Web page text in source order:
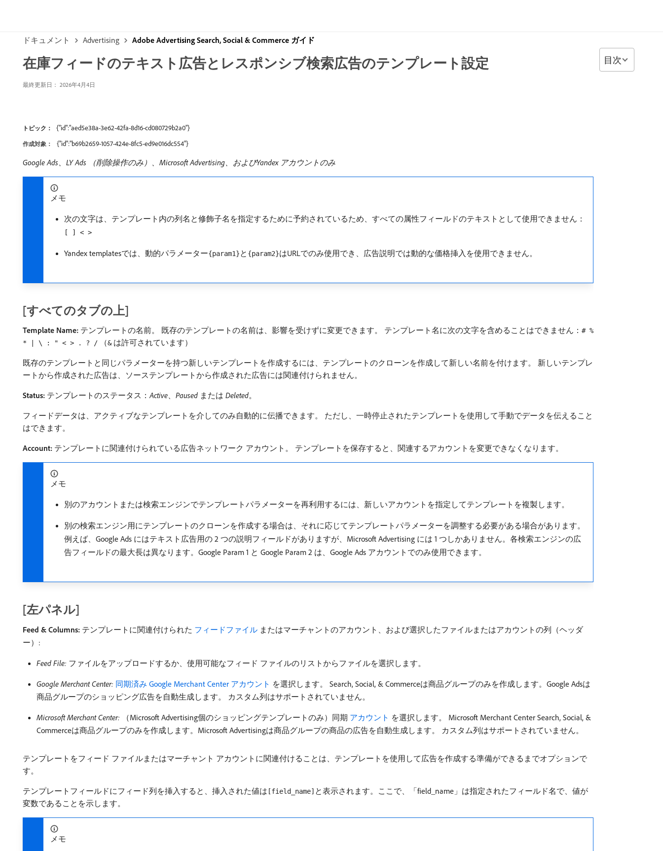
ドキュメント Advertising Adobe Advertising Search, Social & Commerce ガイド
在庫フィードのテキスト広告とレスポンシブ検索広告のテンプレート設定
最終更新日： 2026年4月4日
トピック： {"id":"aed5e38a-3e62-42fa-8d16-cd080729b2a0"}
作成対象： {"id":"b69b2659-1057-424e-8fc5-ed9e016dc554"}
Google Ads、LY Ads （削除操作のみ）、Microsoft Advertising、およびYandex アカウントのみ
メモ
次の文字は、テンプレート内の列名と修飾子名を指定するために予約されているため、すべての属性フィールドのテキストとして使用できません：
[ ] < >
Yandex templatesでは、動的パラメーター{param1}と {param2}はURLでのみ使用でき、広告説明では動的な価格挿入を使用できません。
[すべてのタブの上]
Template Name: テンプレートの名前。 既存のテンプレートの名前は、影響を受けずに変更できます。 テンプレート名に次の文字を含めることはできません： # %
* | \ : " < > . ? /
（&は許可されています）
既存のテンプレートと同じパラメーターを持つ新しいテンプレートを作成するには、テンプレートのクローンを作成して新しい名前を付けます。 新しいテンプレ
ートから作成された広告は、ソーステンプレートから作成された広告には関連付けられません。
Status: テンプレートのステータス：Active、 Paused または Deleted。
フィードデータは、アクティブなテンプレートを介してのみ自動的に伝播できます。 ただし、一時停止されたテンプレートを使用して手動でデータを伝えること
はできます。
Account: テンプレートに関連付けられている広告ネットワーク アカウント。 テンプレートを保存すると、関連するアカウントを変更できなくなります。
メモ
別のアカウントまたは検索エンジンでテンプレートパラメーターを再利用するには、新しいアカウントを指定してテンプレートを複製します。
別の検索エンジン用にテンプレートのクローンを作成する場合は、それに応じてテンプレートパラメーターを調整する必要がある場合があります。
例えば、Google Ads にはテキスト広告用の 2 つの説明フィールドがありますが、Microsoft Advertising には 1 つしかありません。各検索エンジンの広
告フィールドの最大長は異なります。Google Param 1 と Google Param 2 は、Google Ads アカウントでのみ使用できます。
[左パネル]
Feed & Columns: テンプレートに関連付けられた ​ フィードファイル ​ またはマーチャントのアカウント、および選択したファイルまたはアカウントの列（ヘッダ
ー）:
Feed File: ファイルをアップロードするか、使用可能なフィード ファイルのリストからファイルを選択します。
Google Merchant Center: 同期済み Google Merchant Center アカウント ​ を選択します。 Search, Social, & Commerceは商品グループのみを作成します。Google Adsは
商品グループのショッピング広告を自動生成します。 カスタム列はサポートされていません。
Microsoft Merchant Center: （Microsoft Advertising個のショッピングテンプレートのみ）同期 ​ アカウント ​ を選択します。 Microsoft Merchant Center Search, Social, &
Commerceは商品グループのみを作成します。Microsoft Advertisingは商品グループの商品の広告を自動生成します。 カスタム列はサポートされていません。
テンプレートをフィード ファイルまたはマーチャント アカウントに関連付けることは、テンプレートを使用して広告を作成する準備ができるまでオプションで
す。
テンプレートフィールドにフィード列を挿入すると、挿入された値は [field_name] と表示されます。ここで、「field_name」は指定されたフィールド名で、値が
変数であることを示します。
メモ
目次